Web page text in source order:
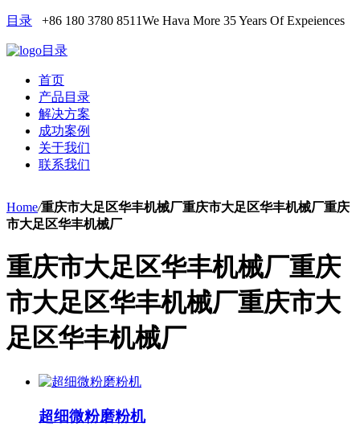
目录 +86 180 3780 8511We Hava More 35 Years Of Expeiences
目录
首页
产品目录
解决方案
成功案例
关于我们
联系我们
Home/重庆市大足区华丰机械厂重庆市大足区华丰机械厂重庆
市大足区华丰机械厂
重庆市大足区华丰机械厂重庆
市大足区华丰机械厂重庆市大
足区华丰机械厂
超细微粉磨粉机